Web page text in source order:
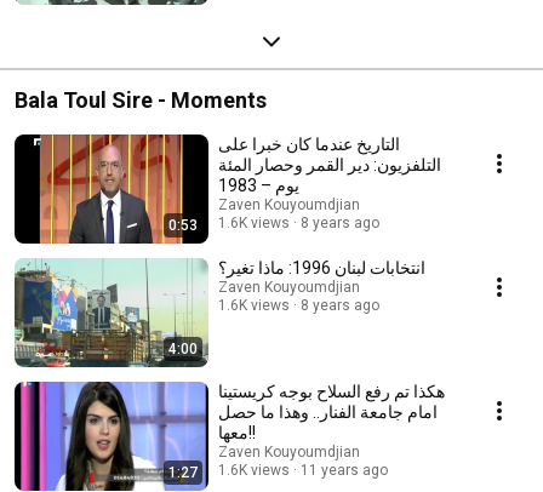
Bala Toul Sire - Moments
0:53
التاريخ عندما كان خبرا على
التلفزيون: دير القمر وحصار المئة
يوم – 1983
Zaven Kouyoumdjian
1.6K views
8 years ago
4:00
انتخابات لبنان 1996: ماذا تغير؟
Zaven Kouyoumdjian
1.6K views
8 years ago
1:27
هكذا تم رفع السلاح بوجه كريستينا
امام جامعة الفنار.. وهذا ما حصل
معها!!
Zaven Kouyoumdjian
1.6K views
11 years ago